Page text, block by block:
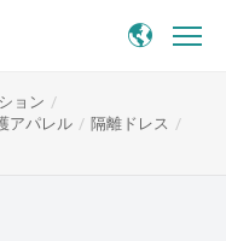
ョン /
アパレル / 隔離ドレス /